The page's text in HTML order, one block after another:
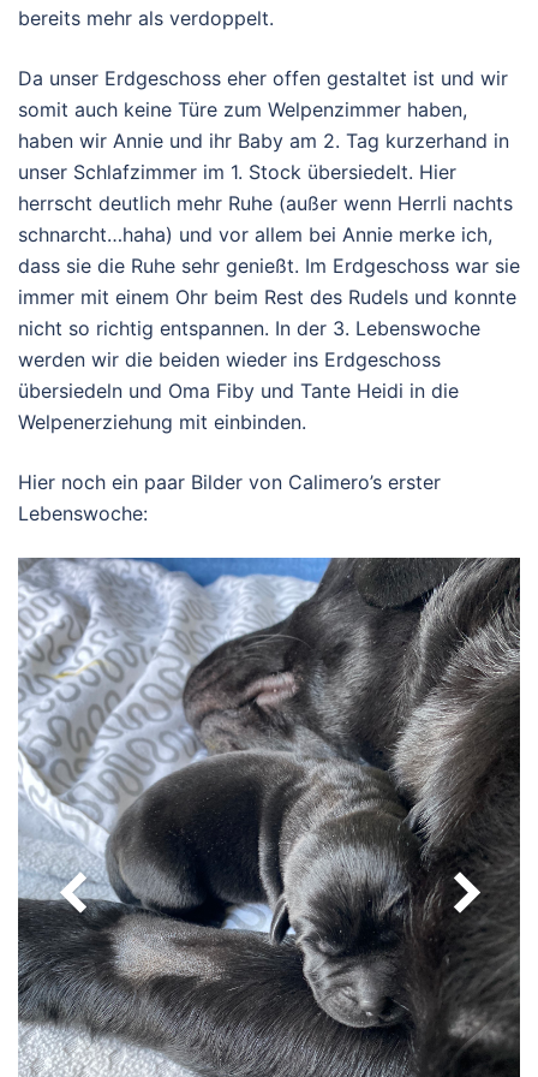
bereits mehr als verdoppelt.
Da unser Erdgeschoss eher offen gestaltet ist und wir
somit auch keine Türe zum Welpenzimmer haben,
haben wir Annie und ihr Baby am 2. Tag kurzerhand in
unser Schlafzimmer im 1. Stock übersiedelt. Hier
herrscht deutlich mehr Ruhe (außer wenn Herrli nachts
schnarcht…haha) und vor allem bei Annie merke ich,
dass sie die Ruhe sehr genießt. Im Erdgeschoss war sie
immer mit einem Ohr beim Rest des Rudels und konnte
nicht so richtig entspannen. In der 3. Lebenswoche
werden wir die beiden wieder ins Erdgeschoss
übersiedeln und Oma Fiby und Tante Heidi in die
Welpenerziehung mit einbinden.
Hier noch ein paar Bilder von Calimero’s erster
Lebenswoche: